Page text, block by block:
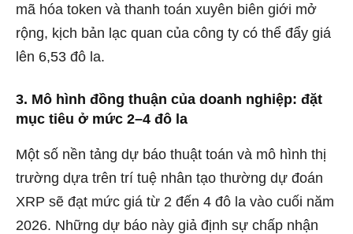
mã hóa token và thanh toán xuyên biên giới mở
rộng, kịch bản lạc quan của công ty có thể đẩy giá
lên 6,53 đô la.
3. Mô hình đồng thuận của doanh nghiệp: đặt
mục tiêu ở mức 2–4 đô la
Một số nền tảng dự báo thuật toán và mô hình thị
trường dựa trên trí tuệ nhân tạo thường dự đoán
XRP sẽ đạt mức giá từ 2 đến 4 đô la vào cuối năm
2026. Những dự báo này giả định sự chấp nhận